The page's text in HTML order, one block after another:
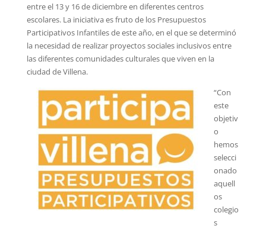
entre el 13 y 16 de diciembre en diferentes centros
escolares. La iniciativa es fruto de los Presupuestos
Participativos Infantiles de este año, en el que se determinó
la necesidad de realizar proyectos sociales inclusivos entre
las diferentes comunidades culturales que viven en la
ciudad de Villena.
“Con
este
objetiv
o
hemos
selecci
onado
aquell
os
colegio
s